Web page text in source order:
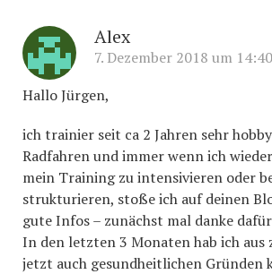
Alex
7. Dezember 2018 um
Hallo Jürgen,
ich trainier seit ca 2 Jahren sehr
Radfahren und immer wenn ich
mein Training zu intensivieren oder
strukturieren, stoße ich auf deinen
gute Infos – zunächst mal danke
In den letzten 3 Monaten hab ich aus
jetzt auch gesundheitlichen Gründen